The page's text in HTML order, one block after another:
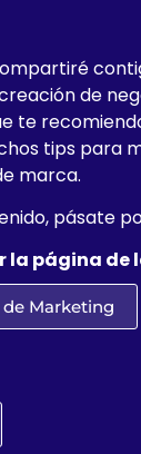
de
te
tips para
marca.
pásate
la página de
de Marketing